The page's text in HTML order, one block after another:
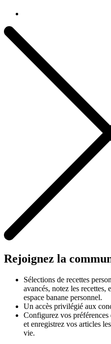
Rejoignez la
Sélections de recettes
avancés, notez les
espace banane personnel.
Un accès privilégié aux
Configurez vos
et enregistrez vos articles
vie.